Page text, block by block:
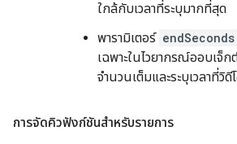
ใกล้กับเวลาที่ระบุมากที่สุด
พารามิเตอร์ endSeconds
เฉพาะในไวยากรณ์ออบเจ็
จำนวนเต็มและระบุเวลาที่วิ
การจัดคิวฟังก์ชันสำหรับรายการ